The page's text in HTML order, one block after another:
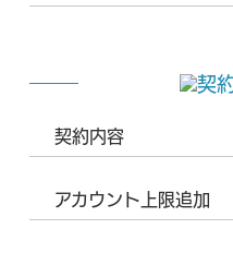
契約内容
アカウント上限追加